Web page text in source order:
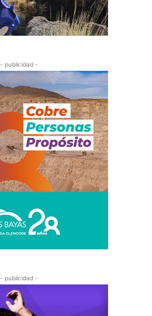
- publicidad -
- publicidad -